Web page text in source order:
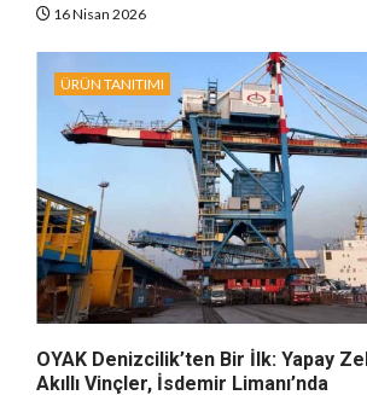
16 Nisan 2026
ÜRÜN TANITIMI
OYAK Denizcilik’ten Bir İlk: Yapay
Akıllı Vinçler, İsdemir Limanı’nda